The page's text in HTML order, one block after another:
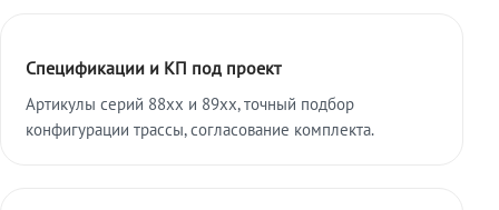
Спецификации и КП под проект
Артикулы серий 88xx и 89xx, точный подбор
конфигурации трассы, согласование комплекта.